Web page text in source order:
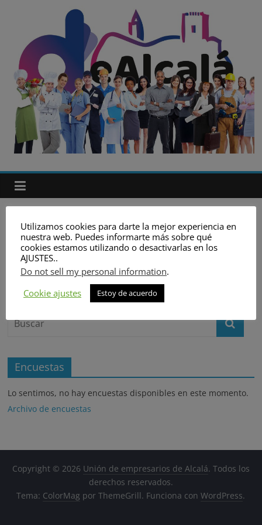
contenido
Unión
de
empresarios
de
Alcalá
Unión
empresarios
Parece que no encontramos lo que estás buscando.
Puede que una búsqueda te ayude.
Search
Encuestas
Lo sentimos, no hay encuestas disponibles en este momento.
Archivo de encuestas
Copyright © 2026 Unión de empresarios de Alcalá. Todos los
derechos reservados.
Tema: ColorMag por ThemeGrill. Funciona conWordPress.
Utilizamos cookies para darte la mejor experiencia en
nuestra web. Puedes informarte más sobre qué
cookies estamos utilizando o desactivarlas en los
AJUSTES..
Do not sell my personal information.
Cookie ajustes
Estoy de acuerdo